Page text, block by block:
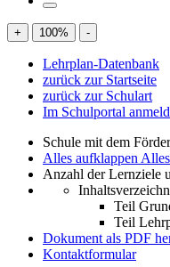
+ 100% -
Lehrplan-Datenbank
zurück zur Startseite
zurück zur Schulart
Im Schulportal
Schule mit dem
Alles aufklappen
Anzahl der Lernziele
Teil
Teil
Dokument als PDF
Kontaktformular